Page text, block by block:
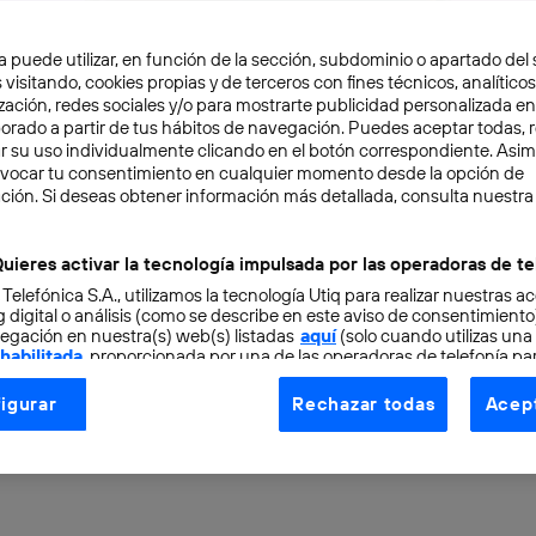
ARTIFICIAL 9 min
Intelligence: la IA
con ChatGPT,
iPad y Mac
puede utilizar, en función de la sección, subdominio o apartado del
visitando, cookies propias y de terceros con fines técnicos,
redes sociales y/o para mostrarte publicidad personalizada
a partir de tus hábitos de navegación. Puedes aceptar todas,
su uso individualmente clicando en el botón correspondiente.
tu consentimiento en cualquier momento desde la opción de
Si deseas obtener información más detallada, consulta nuestra
activar la tecnología impulsada por las operadoras de
S.A., utilizamos la tecnología Utiq para realizar nuestras
digital o análisis (como se describe en este aviso de
en nuestra(s) web(s) listadas aquí(solo cuando utilizas una
, proporcionada por una de las operadoras de telefonía
consentimiento en cada página web).
Utiq está diseñada con la privacidad como prioridad
dirección IP y otra información de la cuenta de cliente de
Rechazar todas